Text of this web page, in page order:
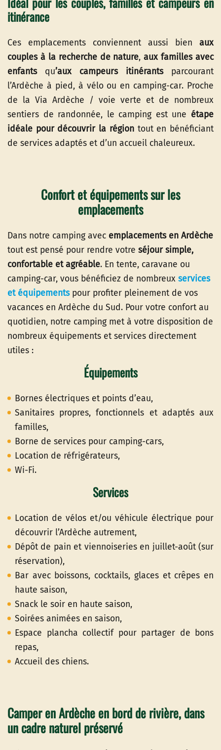
itinérance
Ces emplacements conviennent aussi bien aux
couples à la recherche de nature,aux familles avec
enfants qu’aux campeurs itinérants parcourant
l’Ardèche à pied, à vélo ou en camping-car. Proche
de la Via Ardèche / voie verte et de nombreux
sentiers de randonnée, le camping est une étape
idéale pour découvrir la région tout en bénéficiant
de services adaptés et d’un accueil chaleureux.
Confort et équipements sur les
emplacements
Dans notre camping avec emplacements en Ardèche
tout est pensé pour rendre votre séjour simple,
confortable et agréable. En tente, caravane ou
camping-car, vous bénéficiez de nombreux services
et équipementspour profiter pleinement de vos
vacances en Ardèche du Sud. Pour votre confort au
quotidien, notre camping met à votre disposition de
nombreux équipements et services directement
utiles :
Équipements
Bornes électriques et points d’eau,
Sanitaires propres, fonctionnels et adaptés aux
familles,
Borne de services pour camping-cars,
Location de réfrigérateurs,
Wi-Fi.
Services
Location de vélos et/ou véhicule électrique pour
découvrir l’Ardèche autrement,
Dépôt de pain et viennoiseries en juillet-août (sur
réservation),
Bar avec boissons, cocktails, glaces et crêpes en
haute saison,
Snack le soir en haute saison,
Soirées animées en saison,
Espace plancha collectif pour partager de bons
repas,
Accueil des chiens.
Camper en Ardèche en bord de rivière, dans
un cadre naturel préservé